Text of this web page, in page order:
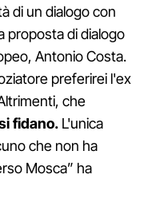
di un dialogo con
proposta di dialogo
Antonio Costa.
preferirei l'ex
che
fidano. L'unica
che non ha
Mosca” ha